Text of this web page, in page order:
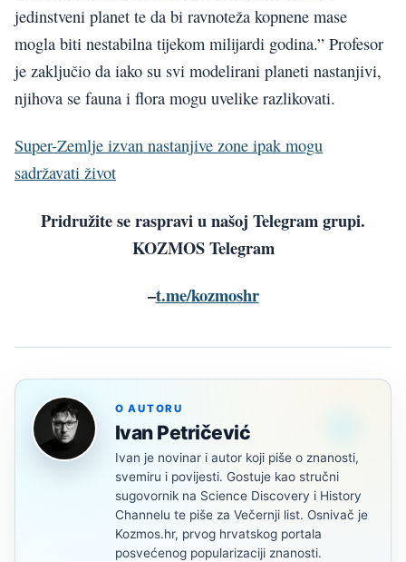
jedinstveni planet te da bi ravnoteža kopnene mase
mogla biti nestabilna tijekom milijardi godina.” Profesor
je zaključio da iako su svi modelirani planeti nastanjivi,
njihova se fauna i flora mogu uvelike razlikovati.
Super-Zemlje izvan nastanjive zone ipak mogu
sadržavati život
Pridružite se raspravi u našoj Telegram grupi.
KOZMOS Telegram
–t.me/kozmoshr
O AUTORU
Ivan Petričević
Ivan je novinar i autor koji piše o znanosti,
svemiru i povijesti. Gostuje kao stručni
sugovornik na Science Discovery i History
Channelu te piše za Večernji list. Osnivač je
Kozmos.hr, prvog hrvatskog portala
posvećenog popularizaciji znanosti.